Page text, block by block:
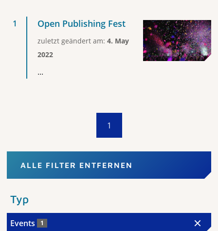
Open Publishing Fest
zuletzt geändert am: 4. May
2022
...
1
ALLE FILTER ENTFERNEN
Typ
Events 1